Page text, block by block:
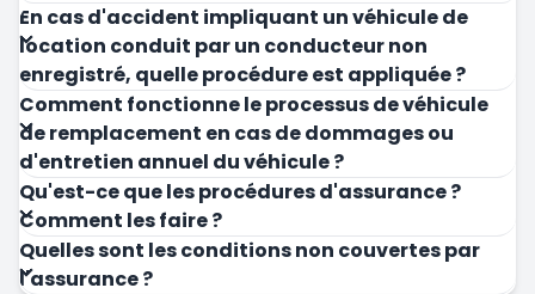
En cas d'accident impliquant un véhicule de
location conduit par un conducteur non
enregistré, quelle procédure est appliquée ?
Comment fonctionne le processus de véhicule
de remplacement en cas de dommages ou
d'entretien annuel du véhicule ?
Qu'est-ce que les procédures d'assurance ?
Comment les faire ?
Quelles sont les conditions non couvertes par
l'assurance ?